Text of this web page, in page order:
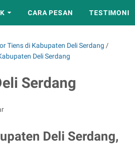
CARA PESAN TESTIMONI
Tiens di Kabupaten Deli Serdang /
Deli Serdang
Serdang
Deli Serdang,